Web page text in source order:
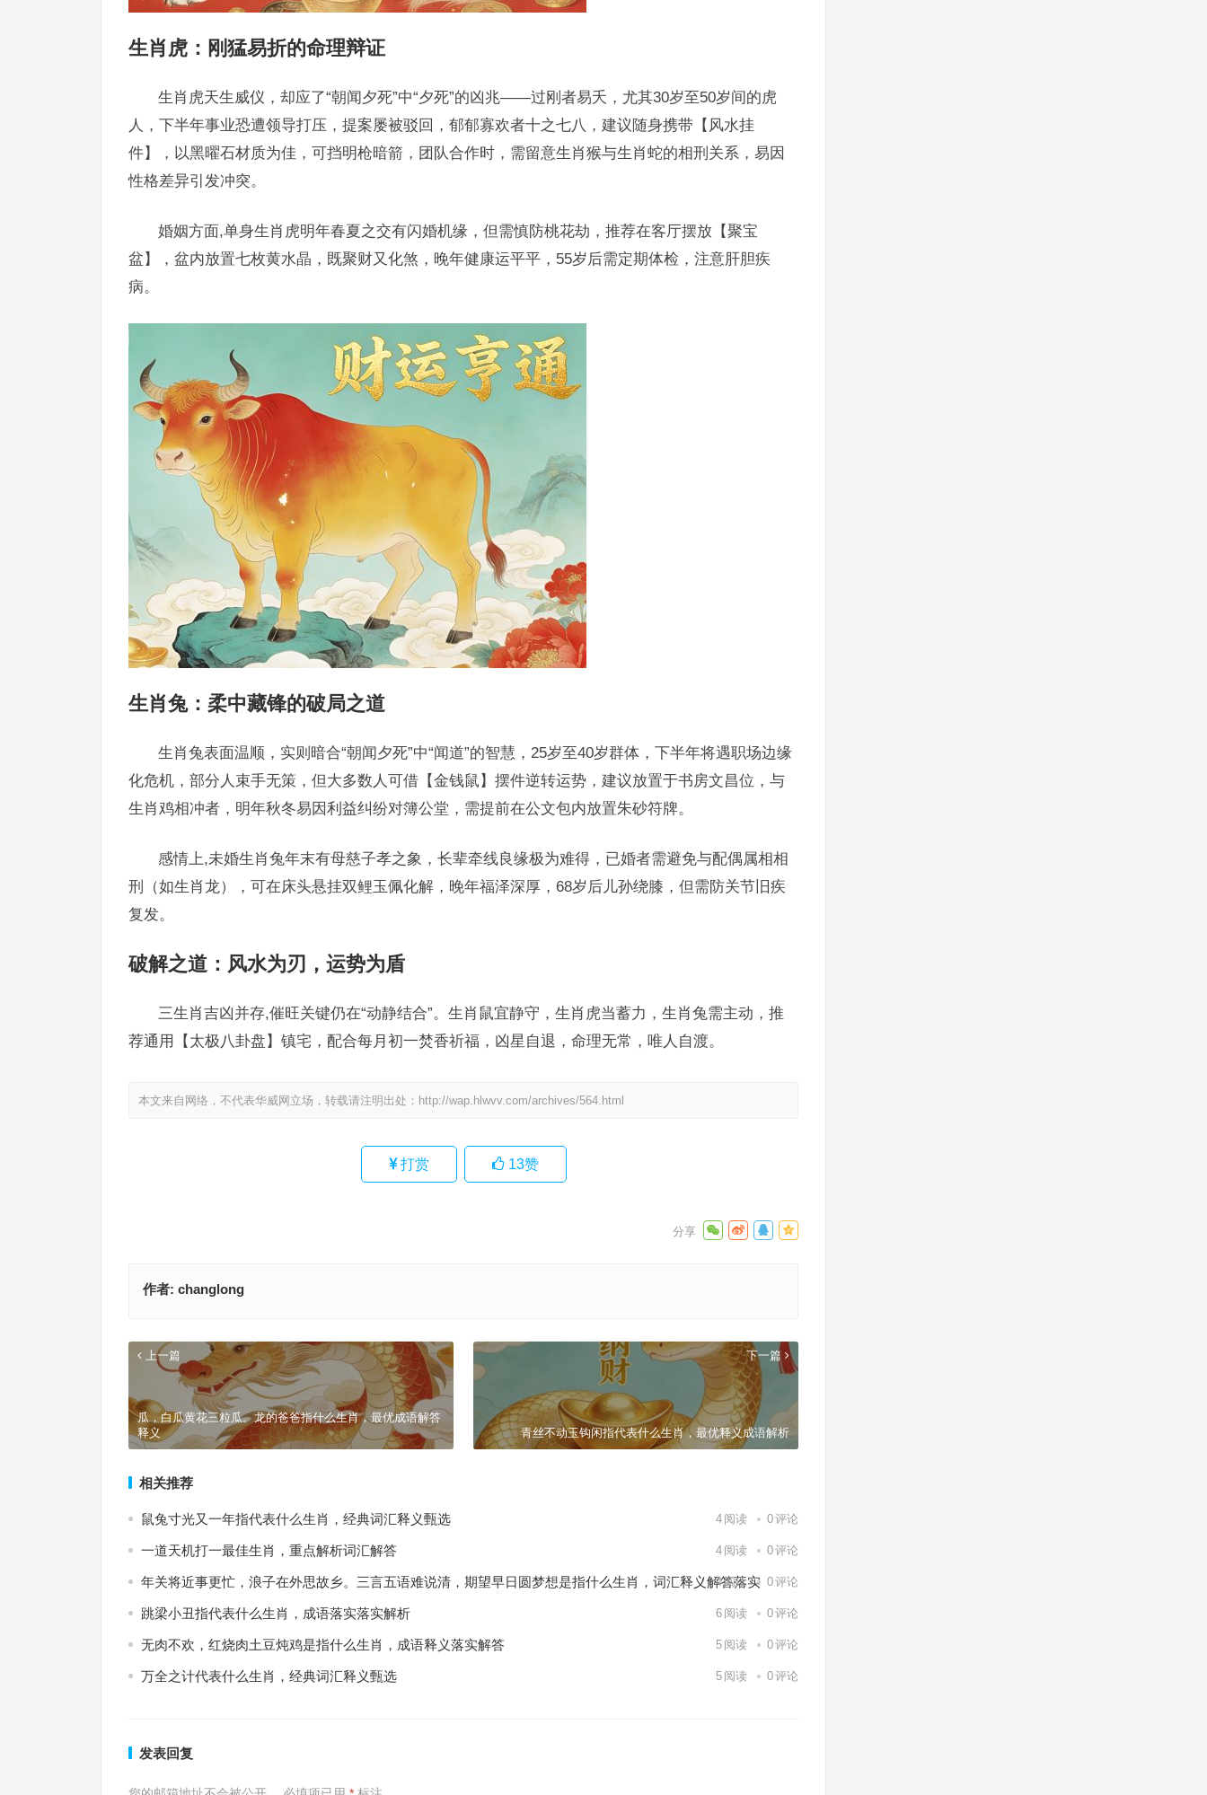
生肖虎：刚猛易折的命理辩证
生肖虎天生威仪，却应了“朝闻夕死”中“夕死”的凶兆——过刚者易夭，尤其30岁至50岁间的虎
人，下半年事业恐遭领导打压，提案屡被驳回，郁郁寡欢者十之七八，建议随身携带【风水挂
件】，以黑曜石材质为佳，可挡明枪暗箭，团队合作时，需留意生肖猴与生肖蛇的相刑关系，易因
性格差异引发冲突。
婚姻方面,单身生肖虎明年春夏之交有闪婚机缘，但需慎防桃花劫，推荐在客厅摆放【聚宝
盆】，盆内放置七枚黄水晶，既聚财又化煞，晚年健康运平平，55岁后需定期体检，注意肝胆疾
病。
生肖兔：柔中藏锋的破局之道
生肖兔表面温顺，实则暗合“朝闻夕死”中“闻道”的智慧，25岁至40岁群体，下半年将遇职场边缘
化危机，部分人束手无策，但大多数人可借【金钱鼠】摆件逆转运势，建议放置于书房文昌位，与
生肖鸡相冲者，明年秋冬易因利益纠纷对簿公堂，需提前在公文包内放置朱砂符牌。
感情上,未婚生肖兔年末有母慈子孝之象，长辈牵线良缘极为难得，已婚者需避免与配偶属相相
刑（如生肖龙），可在床头悬挂双鲤玉佩化解，晚年福泽深厚，68岁后儿孙绕膝，但需防关节旧疾
复发。
破解之道：风水为刃，运势为盾
三生肖吉凶并存,催旺关键仍在“动静结合”。生肖鼠宜静守，生肖虎当蓄力，生肖兔需主动，推
荐通用【太极八卦盘】镇宅，配合每月初一焚香祈福，凶星自退，命理无常，唯人自渡。
本文来自网络，不代表华威网立场，转载请注明出处： http://wap.hlwvv.com/archives/564.html
打赏 13赞
作者: changlong
上一篇
瓜，白瓜黄花三粒瓜。龙的爸爸指什么生肖，最优成语解答
释义
下一篇
青丝不动玉钩闲指代表什么生肖，最优释义成语解析
相关推荐
鼠兔寸光又一年指代表什么生肖，经典词汇释义甄选 4 阅读 0评论
一道天机打一最佳生肖，重点解析词汇解答 4 阅读 0评论
年关将近事更忙，浪子在外思故乡。三言五语难说清，期望早日圆梦想是指什么生肖，词汇释义解答落实
4阅读 0评论
跳梁小丑指代表什么生肖，成语落实落实解析 6 阅读 0评论
无肉不欢，红烧肉土豆炖鸡是指什么生肖，成语释义落实解答 5 阅读 0评论
万全之计代表什么生肖，经典词汇释义甄选 5 阅读 0评论
发表回复